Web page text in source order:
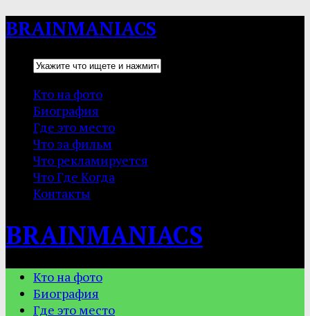
BRAINMANIACS
Кто на фото
Биография
Где это место
Что за фильм
Что рекламируется
Что Где Когда
Контакты
BRAINMANIACS
Кто на фото
Биография
Где это место